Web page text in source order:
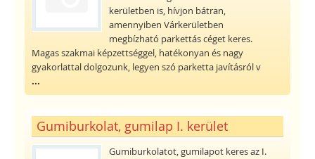
kerületben is, hívjon bátran,
amennyiben Várkerületben
megbízható parkettás céget keres.
Magas szakmai képzettséggel, hatékonyan és nagy
gyakorlattal dolgozunk, legyen szó parketta javításról v
...
Gumiburkolat, gumilap I. kerület
Gumiburkolatot, gumilapot keres az I.